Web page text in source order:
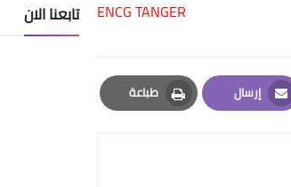
ENCG TANGER
إرسال
Email
طباعة
Print
تابعنا الان